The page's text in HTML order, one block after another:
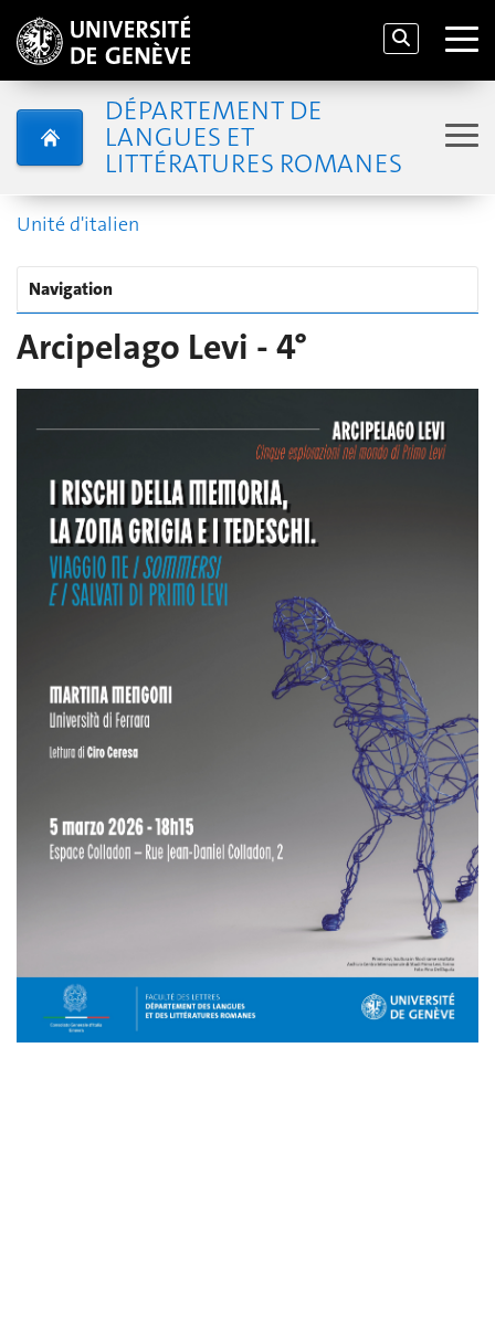
DÉPARTEMENT DE
LANGUES ET
LITTÉRATURES ROMANES
Unité d'italien
Navigation
Arcipelago Levi - 4°